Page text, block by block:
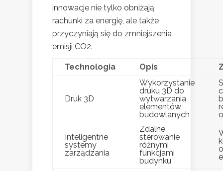
innowacje nie tylko obniżają
rachunki za energię, ale także
przyczyniają się do zmniejszenia
emisji CO2.
Technologia Opis
Druk 3D
Wykorzystanie
druku 3D do
wytwarzania
elementów
budowlanych
Inteligentne
systemy
zarządzania
Zdalne
sterowanie
różnymi
funkcjami
budynku